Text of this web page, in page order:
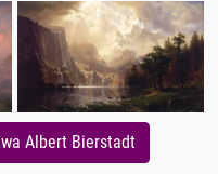
Albert Bierstadt